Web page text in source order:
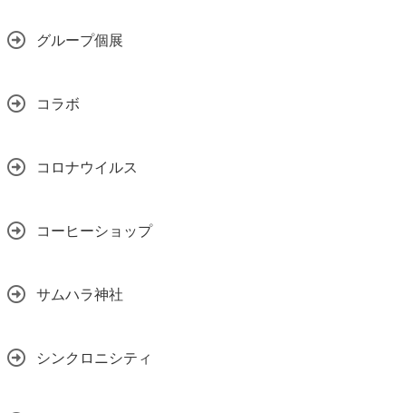
グループ個展
コラボ
コロナウイルス
コーヒーショップ
サムハラ神社
シンクロニシティ